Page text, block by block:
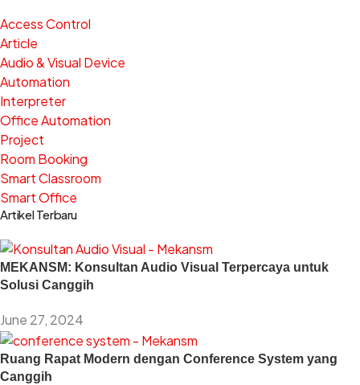
Access Control
Article
Audio & Visual Device
Automation
Interpreter
Office Automation
Project
Room Booking
Smart Classroom
Smart Office
Artikel Terbaru
MEKANSM: Konsultan Audio Visual Terpercaya untuk
Solusi Canggih
June 27, 2024
Ruang Rapat Modern dengan Conference System yang
Canggih